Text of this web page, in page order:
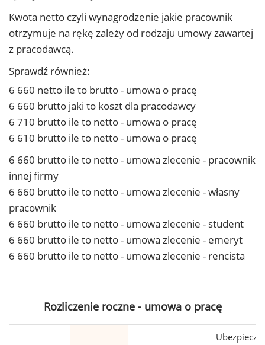
Kwota netto czyli wynagrodzenie jakie pracownik
otrzymuje na rękę zależy od rodzaju umowy zawartej
z pracodawcą.
Sprawdź również:
6 660 netto ile to brutto - umowa o pracę
6 660 brutto jaki to koszt dla pracodawcy
6 710 brutto ile to netto - umowa o pracę
6 610 brutto ile to netto - umowa o pracę
6 660 brutto ile to netto - umowa zlecenie - pracownik
innej firmy
6 660 brutto ile to netto - umowa zlecenie - własny
pracownik
6 660 brutto ile to netto - umowa zlecenie - student
6 660 brutto ile to netto - umowa zlecenie - emeryt
6 660 brutto ile to netto - umowa zlecenie - rencista
Rozliczenie roczne - umowa o pracę